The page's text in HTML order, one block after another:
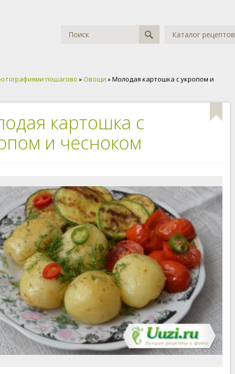
Каталог рецептов
пошагово »Овощи » Молодая картошка с укропом и
картошка с
и чесноком